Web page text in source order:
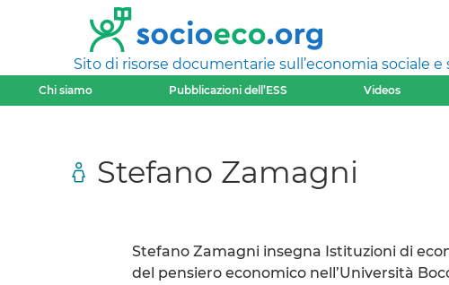
Sito di risorse documentarie sull’economia sociale e
Chi siamo Pubblicazioni dell’ESS Videos
Stefano Zamagni
Stefano Zamagni insegna Istituzioni di
del pensiero economico nell’Università